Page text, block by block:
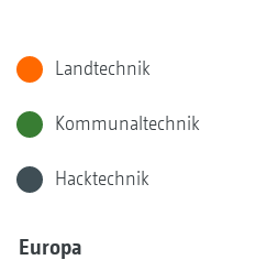
Landtechnik
Kommunaltechnik
Hacktechnik
Europa